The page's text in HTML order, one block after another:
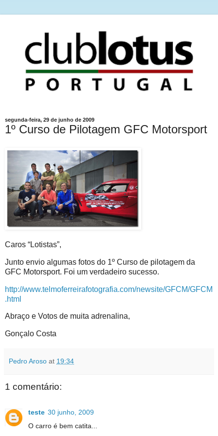
segunda-feira, 29 de junho de 2009
1º Curso de Pilotagem GFC Motorsport
Caros “Lotistas”,
Junto envio algumas fotos do 1º Curso de pilotagem da
GFC Motorsport. Foi um verdadeiro sucesso.
http://www.telmoferreirafotografia.com/newsite/GFCM/GFCM
.html
Abraço e Votos de muita adrenalina,
Gonçalo Costa
Pedro Aroso at 19:34
1 comentário:
teste 30 junho, 2009
O carro é bem catita...